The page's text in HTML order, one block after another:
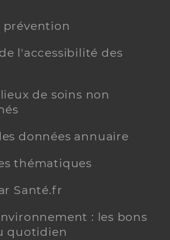
prévention
l'accessibilité des
de soins non
données annuaire
thématiques
Santé.fr
: les bons
quotidien